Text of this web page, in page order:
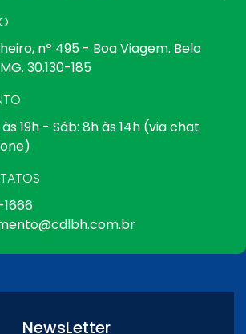
nº 495 - Boa Viagem. Belo
30.130-185
19h - Sáb: 8h às 14h (via chat
1666
NewsLetter